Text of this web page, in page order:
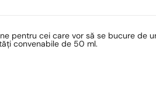
pentru cei care vor să se bucure
convenabile de 50 ml.